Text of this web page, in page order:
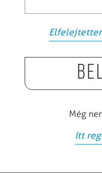
Még
Itt